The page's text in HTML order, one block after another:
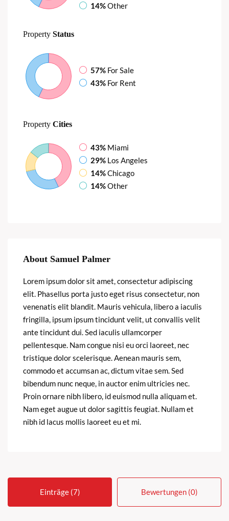
14%Other
Property Status
57% For Sale
43% For Rent
Property Cities
43% Miami
29% Los Angeles
14%Chicago
14%Other
About Samuel Palmer
Lorem ipsum dolor sit amet, consectetur adipiscing
elit. Phasellus porta justo eget risus consectetur, non
venenatis elit blandit. Mauris vehicula, libero a iaculis
fringilla, ipsum ipsum tincidunt velit, ut convallis velit
ante tincidunt dui. Sed iaculis ullamcorper
pellentesque. Nam congue nisi eu orci laoreet, nec
tristique dolor scelerisque. Aenean mauris sem,
commodo et accumsan ac, dictum vitae sem. Sed
bibendum nunc neque, in auctor enim ultricies nec.
Proin ornare nibh libero, id euismod nulla aliquam et.
Nam eget augue ut dolor sagittis feugiat. Nullam et
nibh id lacus mollis laoreet eu et mi.
Einträge (7) Bewertungen (0)